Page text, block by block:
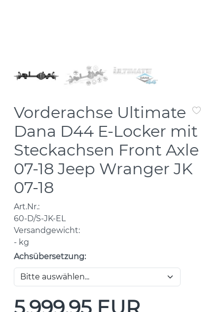
Vorderachse Ultimate
Dana D44 E-Locker mit
Steckachsen Front Axle
07-18 Jeep Wranger JK
07-18
Art.Nr.:
60-D/S-JK-EL
Versandgewicht:
- kg
Achsübersetzung:
5.999,95 EUR